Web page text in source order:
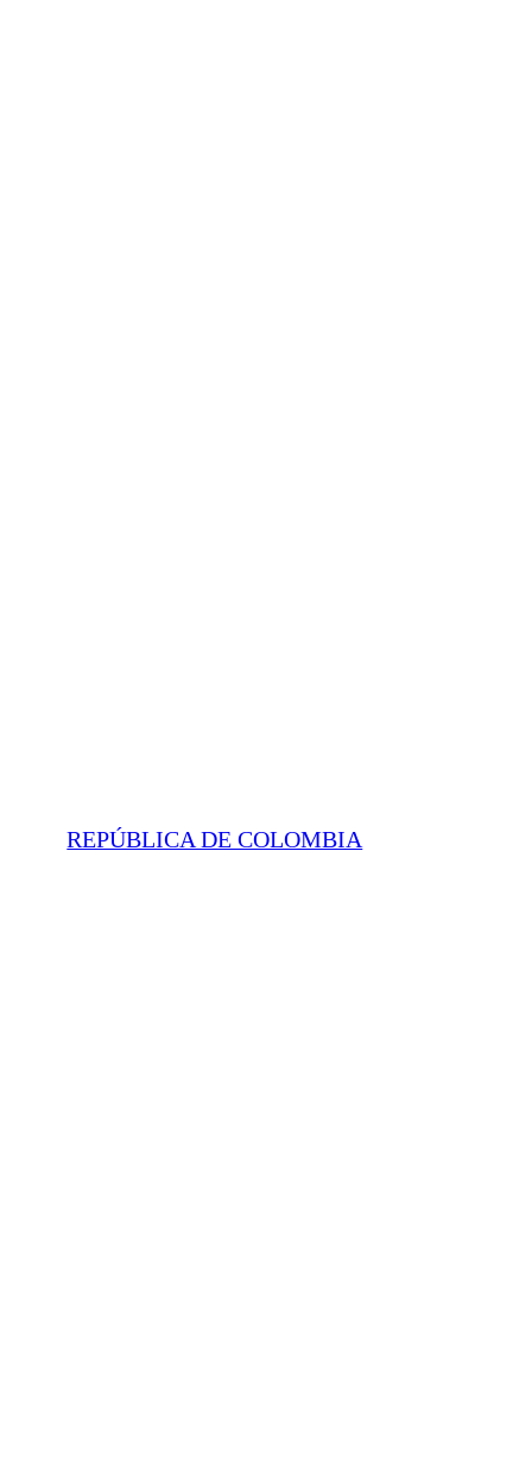
REPÚBLICA DE COLOMBIA